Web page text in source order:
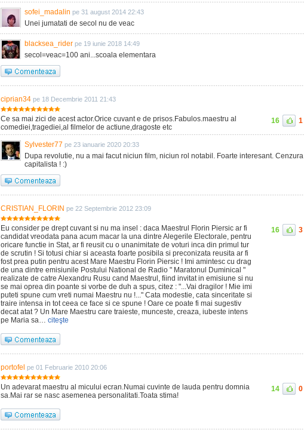
sofei_madalin pe 31 august 2014 22:43
Unei jumatati de secol nu de veac
blacksea_rider pe 19 iunie 2018 14:49
secol=veac=100 ani...scoala elementara
ciprian34 pe 18 Decembrie 2011 21:43
Ce sa mai zici de acest actor.Orice cuvant e de prisos.Fabulos.maestru al
comediei,tragediei,al filmelor de actiune,dragoste etc
16 1
Sylvester77 pe 23 ianuarie 2020 20:33
Dupa revolutie, nu a mai facut niciun film, niciun rol notabil. Foarte interesant. Cenzura
capitalista ! :)
CRISTIAN_FLORIN pe 22 Septembrie 2012 23:09
Eu consider pe drept cuvant si nu ma insel : daca Maestrul Florin Piersic ar fi
candidat vreodata pana acum macar la una dintre Alegerile Electorale, pentru
oricare functie in Stat, ar fi reusit cu o unanimitate de voturi inca din primul tur
de scrutin ! Si totusi chiar si aceasta foarte posibila si preconizata reusita ar fi
fost prea putin pentru acest Mare Maestru Florin Piersic ! Imi amintesc cu drag
de una dintre emisiunile Postului National de Radio " Maratonul Duminical "
realizate de catre Alexandru Rusu cand Maestrul, fiind invitat in emisiune si nu
se mai oprea din poante si vorbe de duh a spus, citez : "...Vai dragilor ! Mie imi
puteti spune cum vreti numai Maestru nu !..." Cata modestie, cata sinceritate si
traire intensa in tot ceea ce face si ce spune ! Oare ce poate fi mai sugestiv
decat atat ? Un Mare Maestru care traieste, munceste, creaza, iubeste intens
pe Maria sa… citeşte
16 3
portofel pe 01 Februarie 2010 20:06
Un adevarat maestru al micului ecran.Numai cuvinte de lauda pentru domnia
sa.Mai rar se nasc asemenea personalitati.Toata stima!
14 0